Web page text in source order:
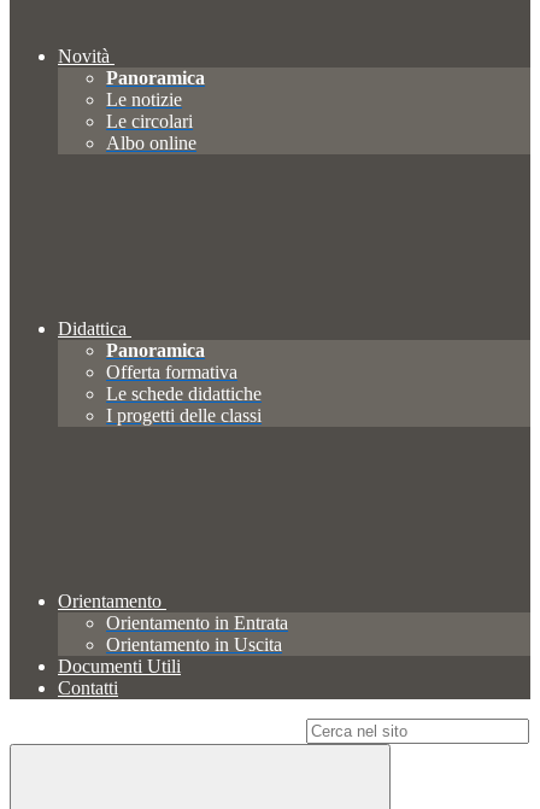
Novità
Panoramica
Le notizie
Le circolari
Albo online
Didattica
Panoramica
Offerta formativa
Le schede didattiche
I progetti delle classi
Orientamento
Orientamento in Entrata
Orientamento in Uscita
Documenti Utili
Contatti